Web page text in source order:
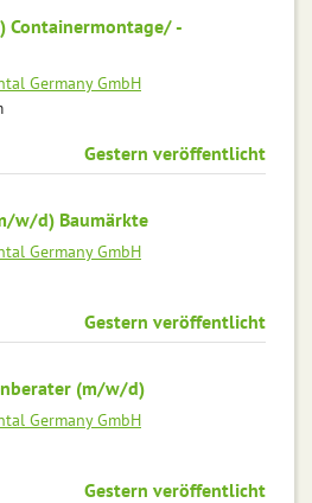
Containermontage/ -
Germany GmbH
Gestern veröffentlicht
w/d) Baumärkte
Germany GmbH
Gestern veröffentlicht
(m/w/d)
Germany GmbH
Gestern veröffentlicht